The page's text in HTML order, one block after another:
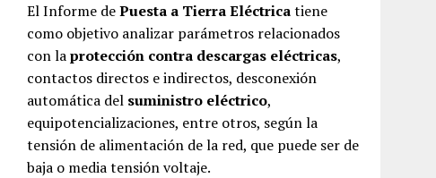
El Informe dePuesta a Tierra Eléctricatiene
como objetivo analizar parámetros relacionados
con laprotección contra descargas eléctricas,
contactos directos e indirectos, desconexión
automática del suministro eléctrico,
equipotencializaciones, entre otros, según la
tensión de alimentación de la red, que puede ser de
baja o media tensión voltaje.